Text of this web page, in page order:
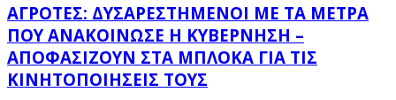
ΑΓΡΌΤΕΣ: ΔΥΣΑΡΕΣΤΗΜΈΝΟΙ ΜΕ ΤΑ ΜΈΤΡΑ
ΠΟΥ ΑΝΑΚΟΊΝΩΣΕ Η ΚΥΒΈΡΝΗΣΗ –
ΑΠΟΦΑΣΊΖΟΥΝ ΣΤΑ ΜΠΛΌΚΑ ΓΙΑ ΤΙΣ
ΚΙΝΗΤΟΠΟΙΉΣΕΙΣ ΤΟΥΣ